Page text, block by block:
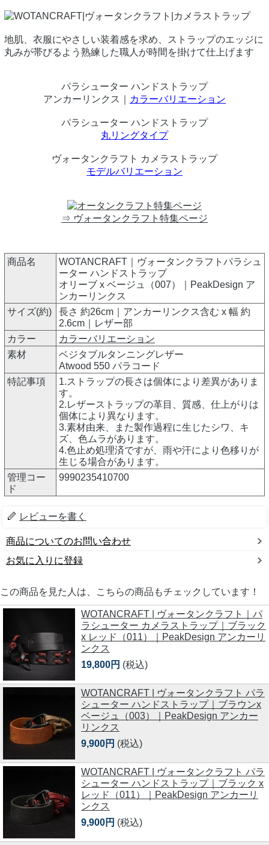
地肌、衣服にやさしい装着感を求め、ストラップのエッジに
丸みが帯びるよう熟練した職人が時間を掛けて仕上げます
パラシューター ハンドストラップ
アンカーリンクス｜
カラーバリエーション
パラシューター ハンドストラップ
丸リングタイプ
ヴォータンクラフト カメラストラップ
モデルバリエーション
⇒ ヴォータンクラフト特集ページ
商品名
WOTANCRAFT｜ヴォータンクラフトパラシュ
ーター ハンドストラップ
オリーブ x ベージュ（007）｜PeakDesign ア
ンカーリンクス
サイズ(約)
長さ 約26cm｜アンカーリンクス含む x 幅 約
2.6cm｜レザー部
カラー
カラーバリエーション
素材
ベジタブルタンニングレザー
Atwood 550 パラコード
特記事項
1.ストラップの長さは個体により差異がありま
す。
2.レザーストラップの革目、質感、仕上がりは
個体により異なります。
3.素材由来、また製作過程に生じたシワ、キ
ズ、色ムラがあります。
4.色止め処理済ですが、雨や汗により色移りが
生じる場合があります。
管理コー
ド
9990235410700
レビューを書く
商品についてのお問い合わせ
お気に入りに登録
この商品を見た人は、こちらの商品もチェックしています！
WOTANCRAFT | ヴォータンクラフト｜パ
ラシューター カメラストラップ｜ブラック
x レッド（011）｜PeakDesign アンカーリ
ンクス
19,800円 (税込)
WOTANCRAFT | ヴォータンクラフト パラ
シューター ハンドストラップ｜ブラウンx
ベージュ（003）｜PeakDesign アンカー
リンクス
9,900円 (税込)
WOTANCRAFT | ヴォータンクラフト パラ
シューター ハンドストラップ｜ブラック x
レッド（011）｜PeakDesign アンカーリ
ンクス
9,900円 (税込)